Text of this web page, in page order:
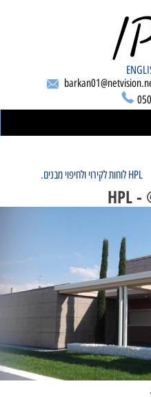
HPL לוחות לקירוי ולחיפוי מבנים.
HPL -